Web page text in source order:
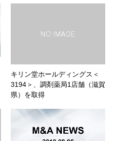
キリン堂ホールディングス＜
3194＞、調剤薬局1店舗（滋賀
県）を取得